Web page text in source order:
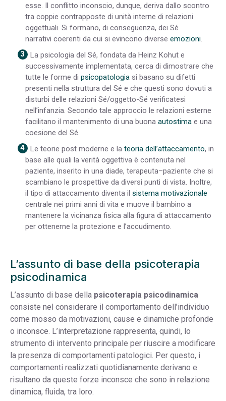
esse. Il conflitto inconscio, dunque, deriva dallo scontro
tra coppie contrapposte di unità interne di relazioni
oggettuali. Si formano, di conseguenza, dei Sé
narrativi coerenti da cui si evincono diverse emozioni.
La psicologia del Sé, fondata da Heinz Kohut e
successivamente implementata, cerca di dimostrare che
tutte le forme di psicopatologia si basano su difetti
presenti nella struttura del Sé e che questi sono dovuti a
disturbi delle relazioni Sé/oggetto-Sé verificatesi
nell’infanzia. Secondo tale approccio le relazioni esterne
facilitano il mantenimento di una buona autostima e una
coesione del Sé.
Le teorie post moderne e la teoria dell’attaccamento, in
base alle quali la verità oggettiva è contenuta nel
paziente, inserito in una diade, terapeuta–paziente che si
scambiano le prospettive da diversi punti di vista. Inoltre,
il tipo di attaccamento diventa il sistema motivazionale
centrale nei primi anni di vita e muove il bambino a
mantenere la vicinanza fisica alla figura di attaccamento
per ottenerne la protezione e l’accudimento.
L’assunto di base della psicoterapia
psicodinamica
L’assunto di base della psicoterapia psicodinamica
consiste nel considerare il comportamento dell’individuo
come mosso da motivazioni, cause e dinamiche profonde
o inconsce. L’interpretazione rappresenta, quindi, lo
strumento di intervento principale per riuscire a modificare
la presenza di comportamenti patologici. Per questo, i
comportamenti realizzati quotidianamente derivano e
risultano da queste forze inconsce che sono in relazione
dinamica, fluida, tra loro.